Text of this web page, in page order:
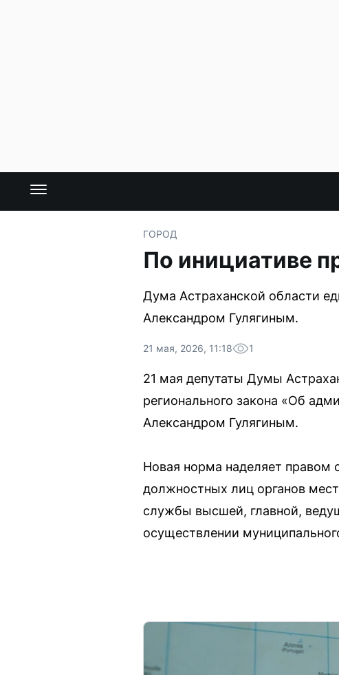
ГОРОД
По инициативе
Дума Астраханской области
Александром Гулягиным.
21 мая, 2026, 11:18 1
21 мая депутаты Думы
регионального закона «Об
Александром Гулягиным.
Новая норма наделяет правом
должностных лиц органов
службы высшей, главной,
осуществлении